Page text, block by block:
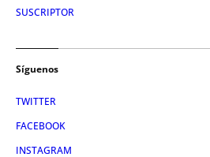
SUSCRIPTOR
Síguenos
TWITTER
FACEBOOK
INSTAGRAM